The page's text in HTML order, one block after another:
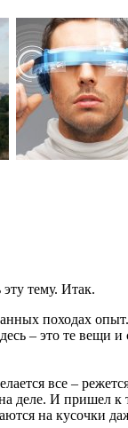
тему. Итак.
походах опыт.
– это те вещи
все –
деле. И пришел
на кусочки